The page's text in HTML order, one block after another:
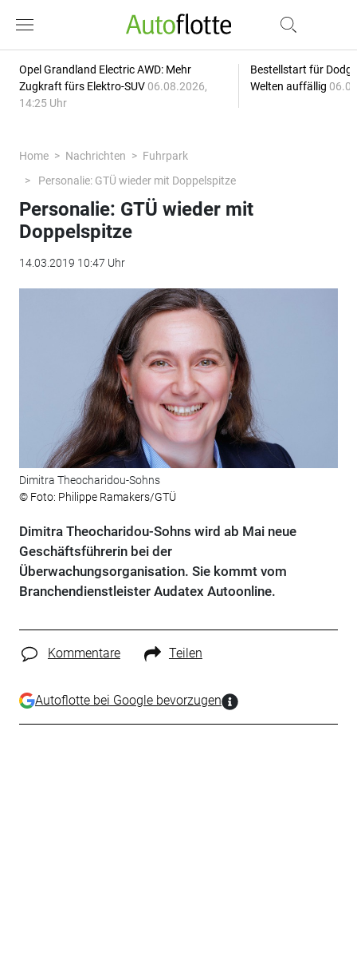
Opel Grandland Electric AWD: Mehr
Zugkraft fürs Elektro-SUV 06.08.2026,
14:25 Uhr
Bestellstart für
Welten auffällig
Home Nachrichten
Fuhrpark
Personalie: GTÜ wieder mit Doppelspitze
Personalie: GTÜ wieder mit
Doppelspitze
14.03.2019 10:47 Uhr
Dimitra Theocharidou-Sohns
© Foto: Philippe Ramakers/GTÜ
Dimitra Theocharidou-Sohns wird ab Mai neue
Geschäftsführerin bei der
Überwachungsorganisation. Sie kommt vom
Branchendienstleister Audatex Autoonline.
Kommentare Teilen
Autoflotte bei Google bevorzugen